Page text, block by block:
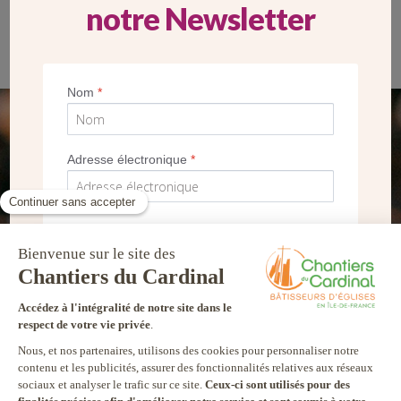
La place devant l’église Saint-Damien à Epinay a été rénovée par
la mairie, un arrêt de bus est même installé à proximité. (Crédit
SEUL VOTRE DON
NOUS PERMET D’AGIR
notre Newsletter
Nom*
Adresse électronique*
Je souhaite recevoir la newsletter des
Chantiers du Cardinal et autres
communications marketing
Je m’inscris !